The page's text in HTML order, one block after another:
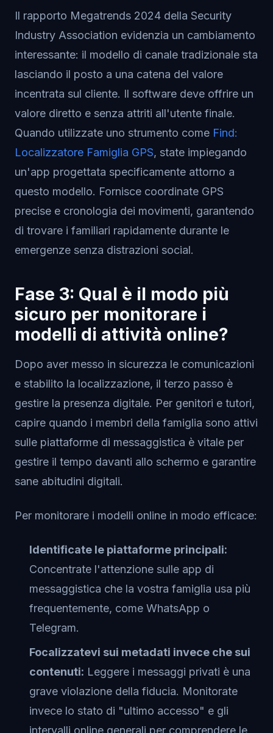
Il rapporto Megatrends 2024 della Security
Industry Association evidenzia un cambiamento
interessante: il modello di canale tradizionale sta
lasciando il posto a una catena del valore
incentrata sul cliente. Il software deve offrire un
valore diretto e senza attriti all'utente finale.
Quando utilizzate uno strumento come Find:
Localizzatore Famiglia GPS, state impiegando
un'app progettata specificamente attorno a
questo modello. Fornisce coordinate GPS
precise e cronologia dei movimenti, garantendo
di trovare i familiari rapidamente durante le
emergenze senza distrazioni social.
Fase 3: Qual è il modo più
sicuro per monitorare i
modelli di attività online?
Dopo aver messo in sicurezza le comunicazioni
e stabilito la localizzazione, il terzo passo è
gestire la presenza digitale. Per genitori e tutori,
capire quando i membri della famiglia sono attivi
sulle piattaforme di messaggistica è vitale per
gestire il tempo davanti allo schermo e garantire
sane abitudini digitali.
Per monitorare i modelli online in modo efficace:
Identificate le piattaforme principali:
Concentrate l'attenzione sulle app di
messaggistica che la vostra famiglia usa più
frequentemente, come WhatsApp o
Telegram.
Focalizzatevi sui metadati invece che sui
contenuti: Leggere i messaggi privati è una
grave violazione della fiducia. Monitorate
invece lo stato di "ultimo accesso" e gli
intervalli online generali per comprendere le